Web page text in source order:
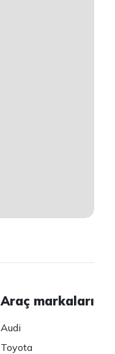
Araç markaları
Audi
Toyota